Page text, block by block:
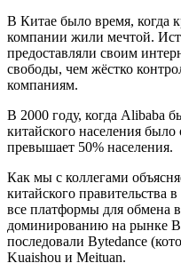
В Китае было время, когда
компании жили мечтой.
предоставляли своим
свободы, чем жёстко
компаниям.
В 2000 году, когда Alibaba
китайского населения
превышает 50% населения.
Как мы с коллегами
китайского правительства
все платформы для обмена
доминированию на рынке
последовали Bytedance
Kuaishou и Meituan.